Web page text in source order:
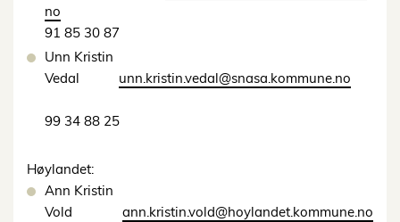
no
91 85 30 87
Unn Kristin
Vedal unn.kristin.vedal@snasa.kommune.no
99 34 88 25
Høylandet:
Ann Kristin
Vold ann.kristin.vold@hoylandet.kommune.no